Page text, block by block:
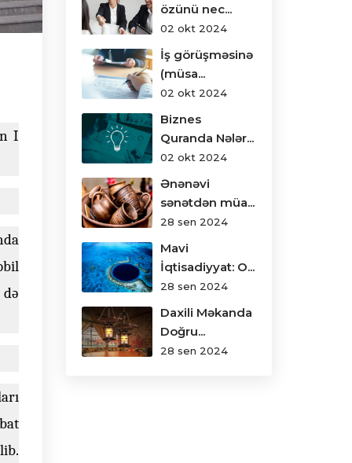
I
özünü nec...
02 okt 2024
İş görüşməsinə
(müsa...
02 okt 2024
Biznes
Quranda Nələr...
02 okt 2024
Ənənəvi
sənətdən müa...
28 sen 2024
Mavi
İqtisadiyyat: O...
28 sen 2024
Daxili Məkanda
Doğru...
28 sen 2024